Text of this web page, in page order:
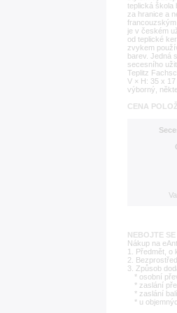
teplická škola
za hranice a
francouzským
je v českém
od teplické
zvykem
barev. Jedná
secesního
Teplitz
V × H: 35 x
výborný,
CENA
NEBOJTE
Nákup na
1. Předmět, o
2.
3. Způsob
* osobní
* zaslání
* zaslání
* u